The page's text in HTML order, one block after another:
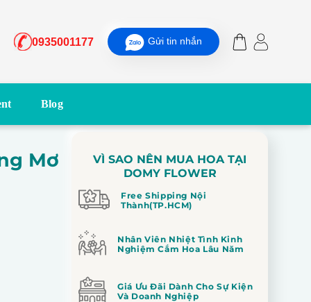
0935001177 Gửi tin nhắn
Blog
Mơ
VÌ SAO NÊN MUA HOA TẠI
DOMY FLOWER
Free Shipping Nội
Thành(TP.HCM)
Nhân Viên Nhiệt Tình Kinh
Nghiệm Cắm Hoa Lâu Năm
Giá Ưu Đãi Dành Cho Sự Kiện
Và Doanh Nghiệp